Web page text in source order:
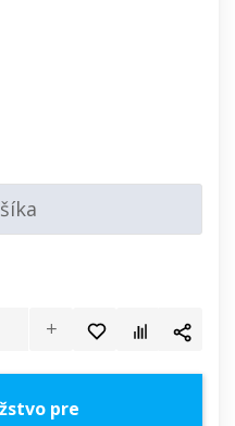
pre